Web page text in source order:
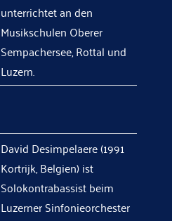
unterrichtet an den
Musikschulen Oberer
Sempachersee, Rottal und
Luzern.
David Desimpelaere (1991
Kortrijk, Belgien) ist
Solokontrabassist beim
Luzerner Sinfonieorchester